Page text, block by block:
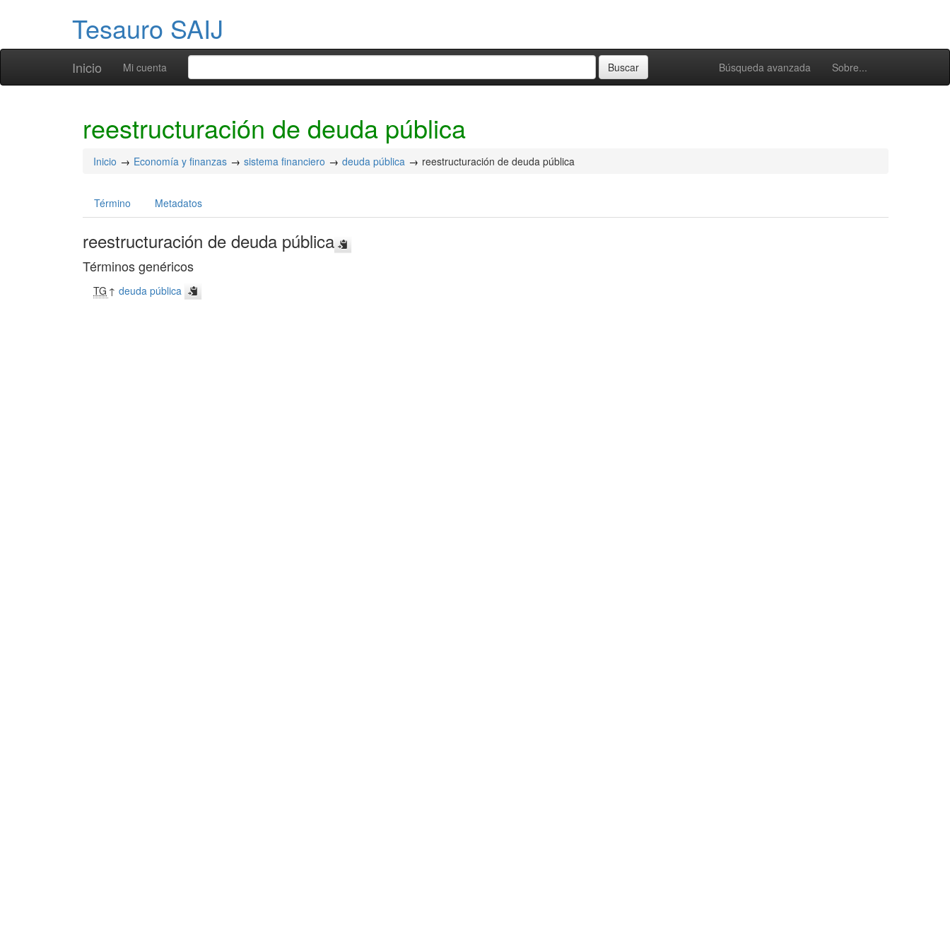
Tesauro SAIJ
Inicio Búsqueda avanzada Sobre...
Mi cuenta
reestructuración de deuda pública
Inicio Economía y finanzas sistema financiero deuda pública reestructuración de deuda pública
Término Metadatos
reestructuración de deuda pública
Términos genéricos
TG ↑deuda pública